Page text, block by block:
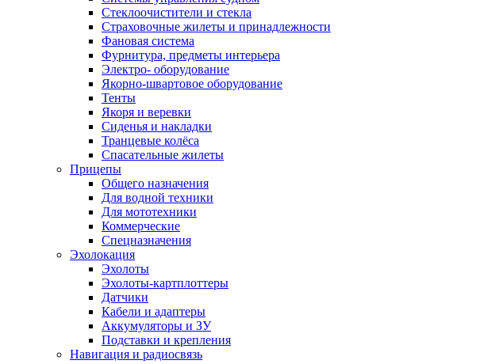
Стеклоочистители и стекла
Страховочные жилеты и принадлежности
Фановая система
Фурнитура, предметы интерьера
Электро- оборудование
Якорно-швартовое оборудование
Тенты
Якоря и веревки
Сиденья и накладки
Транцевые колёса
Спасательные жилеты
Прицепы
Общего назначения
Для водной техники
Для мототехники
Коммерческие
Спецназначения
Эхолокация
Эхолоты
Эхолоты-картплоттеры
Датчики
Кабели и адаптеры
Аккумуляторы и ЗУ
Подставки и крепления
Навигация и радиосвязь